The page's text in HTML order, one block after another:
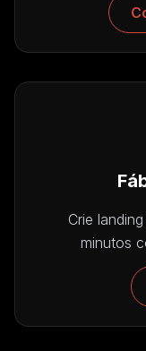
Crie
minutos